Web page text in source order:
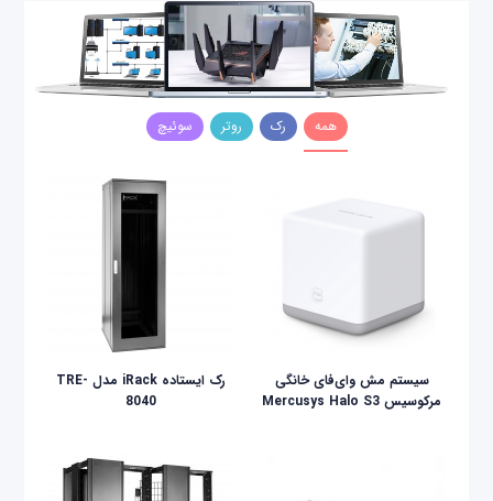
همه رک روتر سوئیچ
سیستم مش وای‌فای خانگی
مرکوسیس Mercusys Halo S3
رک ایستاده iRack مدل TRE-
8040